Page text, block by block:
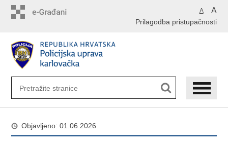
A A
Prilagodba pristupačnosti
Objavljeno: 01.06.2026.